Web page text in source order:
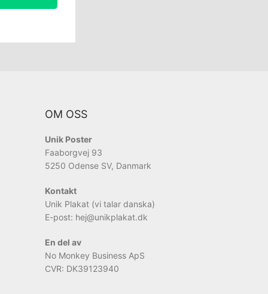
OM OSS
Unik Poster
Faaborgvej 93
5250 Odense SV, Danmark
Kontakt
Unik Plakat (vi talar danska)
E-post: hej@unikplakat.dk
En del av
No Monkey Business ApS
CVR: DK39123940